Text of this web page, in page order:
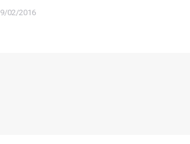
02/2016